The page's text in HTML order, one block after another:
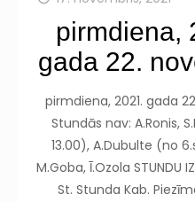
pirmdiena,
gada 22.
pirmdiena, 2021. gada
Stundās nav: A.Ronis,
13.00), A.Dubulte (no
M.Goba, Ī.Ozola STUNDU
St. Stunda Kab.